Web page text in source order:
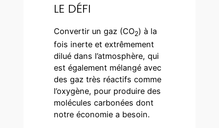
LE DÉFI
Convertir un gaz (CO2) à la
fois inerte et extrêmement
dilué dans l’atmosphère, qui
est également mélangé avec
des gaz très réactifs comme
l’oxygène, pour produire des
molécules carbonées dont
notre économie a besoin.